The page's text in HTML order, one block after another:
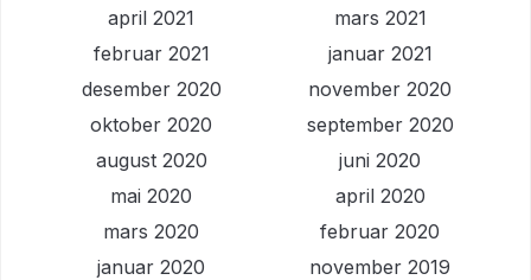
april 2021
mars 2021
februar 2021
januar 2021
desember 2020
november 2020
oktober 2020
september 2020
august 2020
juni 2020
mai 2020
april 2020
mars 2020
februar 2020
januar 2020
november 2019